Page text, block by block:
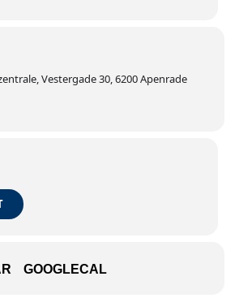
Vestergade 30, 6200 Apenrade
GOOGLECAL